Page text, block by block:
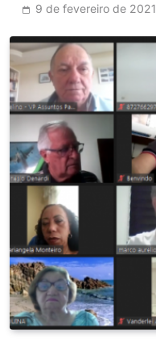
9 de fevereiro de 2021